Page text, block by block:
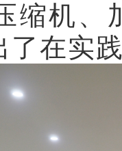
缩机、
了在实